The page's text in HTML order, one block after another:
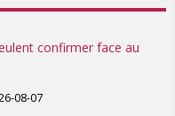
confirmer face au
08-07